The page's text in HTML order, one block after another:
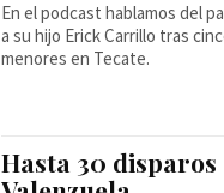
En el podcast hablamos del
a su hijo Erick Carrillo tras
menores en Tecate.
Hasta 30